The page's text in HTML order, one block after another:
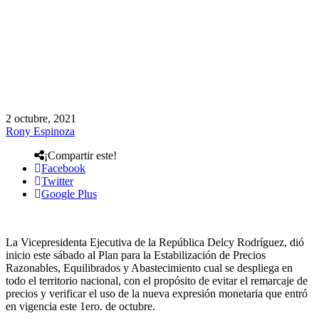
2 octubre, 2021
Rony Espinoza
¡Compartir este!
Facebook
Twitter
Google Plus
La Vicepresidenta Ejecutiva de la República Delcy Rodríguez, dió
inicio este sábado al Plan para la Estabilización de Precios
Razonables, Equilibrados y Abastecimiento cual se despliega en
todo el territorio nacional, con el propósito de evitar el remarcaje de
precios y verificar el uso de la nueva expresión monetaria que entró
en vigencia este 1ero. de octubre.